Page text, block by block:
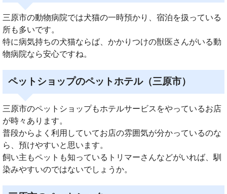
三原市の動物病院では犬猫の一時預かり、宿泊を扱っている
所も多いです。
特に病気持ちの犬猫ならば、かかりつけの獣医さんがいる動
物病院なら安心ですね。
ペットショップのペットホテル（三原市）
三原市のペットショップもホテルサービスをやっているお店
が時々あります。
普段からよく利用していてお店の雰囲気が分かっているのな
ら、預けやすいと思います。
飼い主もペットも知っているトリマーさんなどがいれば、馴
染みやすいのではないでしょうか。